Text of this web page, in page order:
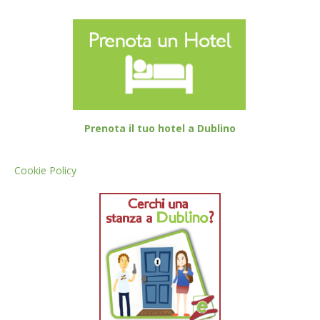
Prenota il tuo hotel a Dublino
Cookie Policy